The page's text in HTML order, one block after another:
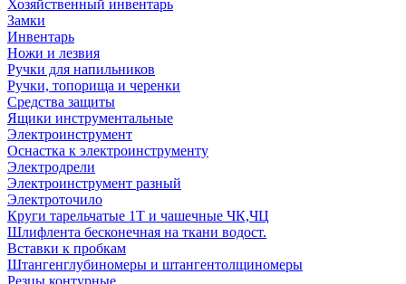
Хозяйственный инвентарь
Замки
Инвентарь
Ножи и лезвия
Ручки для напильников
Ручки, топорища и черенки
Средства защиты
Ящики инструментальные
Электроинструмент
Оснастка к электроинструменту
Электродрели
Электроинструмент разный
Электроточило
Круги тарельчатые 1Т и чашечные ЧК,ЧЦ
Шлифлента бесконечная на ткани водост.
Вставки к пробкам
Штангенглубиномеры и штангентолщиномеры
Резцы контурные